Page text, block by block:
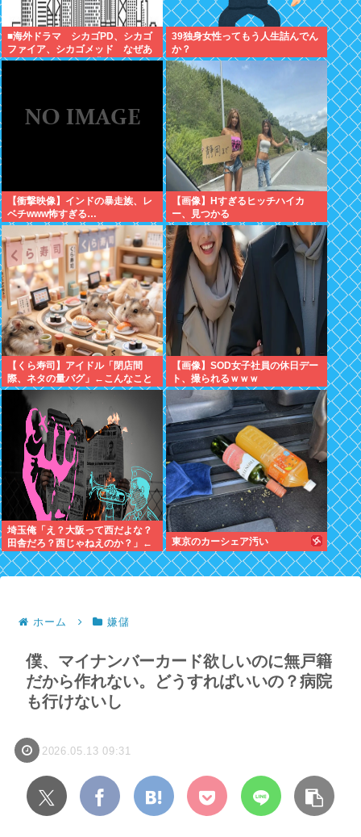
■海外ドラマ シカゴPD、シカゴ
ファイア、シカゴメッド なぜあ
の人は、あそこまで背負うのか
39独身女性ってもう人生詰んでん
か？
【衝撃映像】インドの暴走族、レ
ベチwww怖すぎる…
【画像】Hすぎるヒッチハイカ
ー、見つかる
【くら寿司】アイドル「閉店間
際、ネタの量バグ」←こんなこと
あるの？
【画像】SOD女子社員の休日デー
ト、撮られるｗｗｗ
埼玉俺「え？大阪って西だよな？
田舎だろ？西じゃねえのか？」←
これさぁ
東京のカーシェア汚い
ホーム 嫌儲
僕、マイナンバーカード欲しいのに無戸籍
だから作れない。どうすればいいの？病院
も行けないし
2026.05.13 09:31